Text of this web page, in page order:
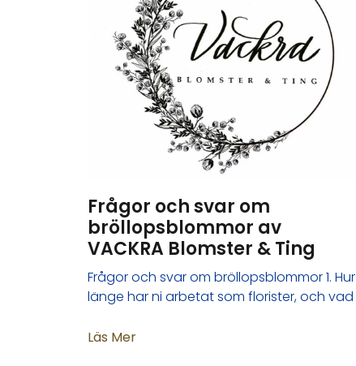
Frågor och svar om
bröllopsblommor av
VACKRA Blomster & Ting
Frågor och svar om bröllopsblommor 1. Hur
länge har ni arbetat som florister, och vad
Läs Mer